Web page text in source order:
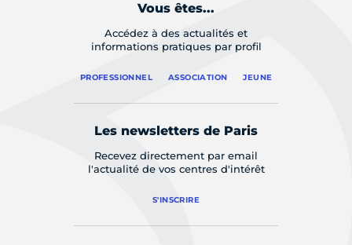
Vous êtes...
Accédez à des actualités et
informations pratiques par profil
PROFESSIONNEL ASSOCIATION JEUNE
Les newsletters de Paris
Recevez directement par email
l'actualité de vos centres d'intérêt
S'INSCRIRE